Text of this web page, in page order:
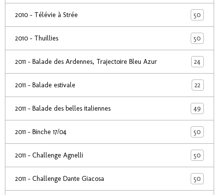
2010 - Télévie à Strée 50
2010 - Thuillies 50
2011 - Balade des Ardennes, Trajectoire Bleu Azur 24
2011 - Balade estivale 22
2011 - Balade des belles italiennes 49
2011 - Binche 17/04 50
2011 - Challenge Agnelli 50
2011 - Challenge Dante Giacosa 50